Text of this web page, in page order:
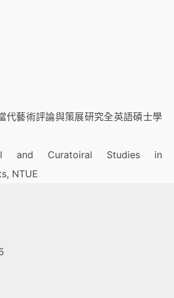
代藝術評論與策展研究全英語碩士學
and Curatoiral Studies in
NTUE